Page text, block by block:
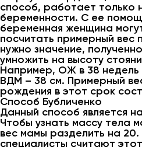
способ, работает только
беременности. С ее
беременная женщина
посчитать примерный вес
нужно значение,
умножить на высоту
Например, ОЖ в 38 недель
ВДМ – 38 см. Примерный
рождения в этот срок
Способ Бубличенко
Данный способ является
Чтобы узнать массу тела
вес мамы разделить на
специалисты считают